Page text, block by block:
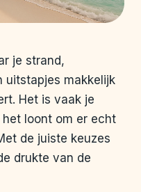
je strand,
uitstapjes makkelijk
Het is vaak je
het loont om er echt
de juiste keuzes
drukte van de